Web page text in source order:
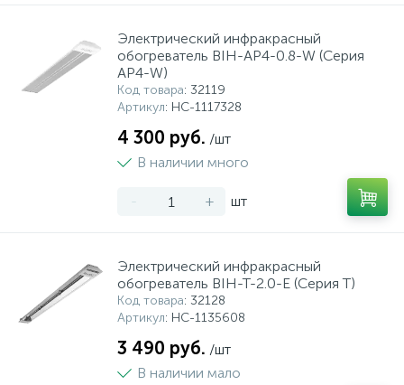
Электрический инфракрасный
обогреватель BIH-AP4-0.8-W (Серия
AP4-W)
Код товара: 32119
Артикул: НС-1117328
4 300 руб. /шт
В наличии много
- + шт
Электрический инфракрасный
обогреватель BIH-T-2.0-E (Серия T)
Код товара: 32128
Артикул: НС-1135608
3 490 руб. /шт
В наличии мало